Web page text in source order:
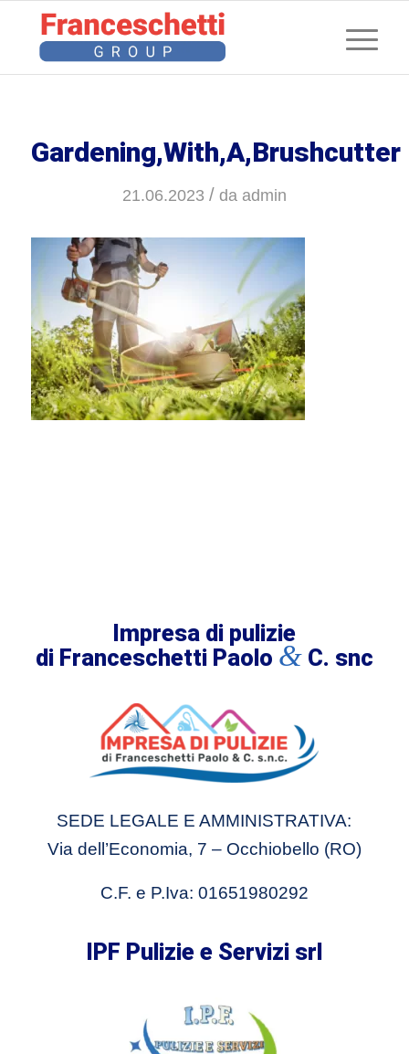
Gardening,With,A,Brushcutter
21.06.2023 / da admin
Impresa di pulizie
di Franceschetti Paolo &C. snc
SEDE LEGALE E AMMINISTRATIVA:
Via dell’Economia, 7 – Occhiobello (RO)
C.F. e P.Iva: 01651980292
IPF Pulizie e Servizi srl